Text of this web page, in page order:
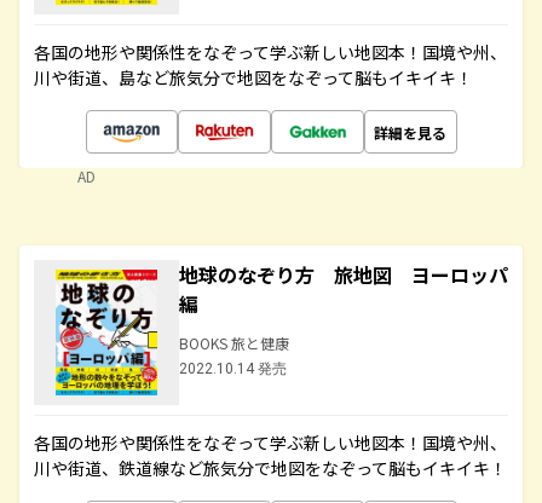
各国の地形や関係性をなぞって学ぶ新しい地図本！国境や州、
川や街道、島など旅気分で地図をなぞって脳もイキイキ！
詳細を見る
AD
地球のなぞり方 旅地図 ヨーロッパ
編
BOOKS 旅と健康
2022.10.14 発売
各国の地形や関係性をなぞって学ぶ新しい地図本！国境や州、
川や街道、鉄道線など旅気分で地図をなぞって脳もイキイキ！